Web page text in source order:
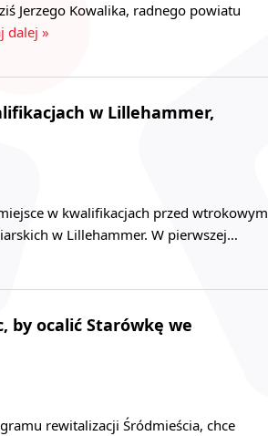
Jerzego Kowalika, radnego powiatu
dalej »
w Lillehammer,
w kwalifikacjach przed wtrokowym
w Lillehammer. W pierwszej…
by ocalić Starówkę we
rewitalizacji Śródmieścia, chce